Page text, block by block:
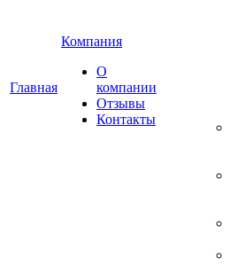
Главная
Компания
О
компании
Отзывы
Контакты